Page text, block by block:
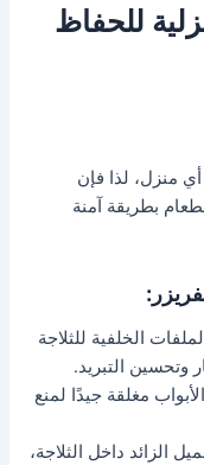
للحفاظ
منزل، لذا فإن
بطريقة آمنة
الخلفية للثلاجة
مغلقة جيدًا لمنع
الزائد داخل الثلاجة،